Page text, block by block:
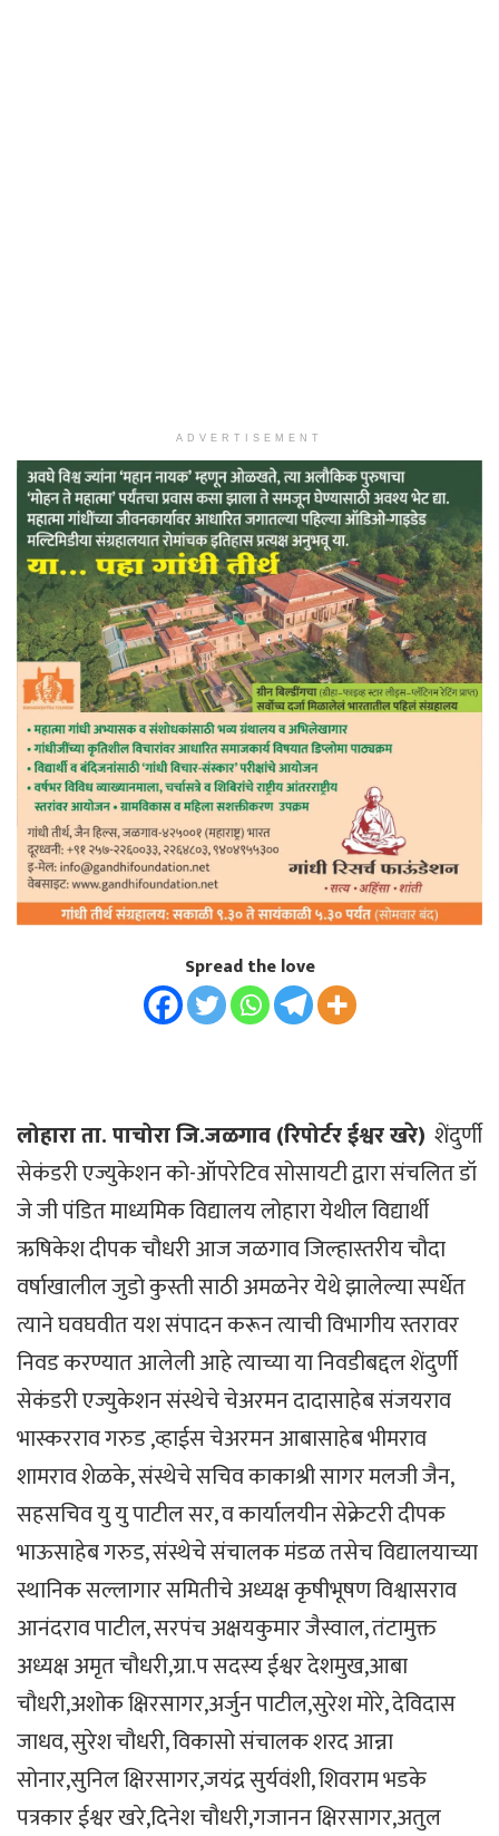
ADVERTISEMENT
Spread the love
लोहारा ता. पाचोरा जि.जळगाव (रिपोर्टर ईश्वर खरे) शेंदुर्णी
सेकंडरी एज्युकेशन को-ऑपरेटिव सोसायटी द्वारा संचलित डॉ
जे जी पंडित माध्यमिक विद्यालय लोहारा येथील विद्यार्थी
ऋषिकेश दीपक चौधरी आज जळगाव जिल्हास्तरीय चौदा
वर्षाखालील जुडो कुस्ती साठी अमळनेर येथे झालेल्या स्पर्धेत
त्याने घवघवीत यश संपादन करून त्याची विभागीय स्तरावर
निवड करण्यात आलेली आहे त्याच्या या निवडीबद्दल शेंदुर्णी
सेकंडरी एज्युकेशन संस्थेचे चेअरमन दादासाहेब संजयराव
भास्करराव गरुड ,व्हाईस चेअरमन आबासाहेब भीमराव
शामराव शेळके, संस्थेचे सचिव काकाश्री सागर मलजी जैन,
सहसचिव यु यु पाटील सर, व कार्यालयीन सेक्रेटरी दीपक
भाऊसाहेब गरुड, संस्थेचे संचालक मंडळ तसेच विद्यालयाच्या
स्थानिक सल्लागार समितीचे अध्यक्ष कृषीभूषण विश्वासराव
आनंदराव पाटील, सरपंच अक्षयकुमार जैस्वाल, तंटामुक्त
अध्यक्ष अमृत चौधरी,ग्रा.प सदस्य ईश्वर देशमुख,आबा
चौधरी,अशोक क्षिरसागर,अर्जुन पाटील,सुरेश मोरे, देविदास
जाधव, सुरेश चौधरी, विकासो संचालक शरद आन्ना
सोनार,सुनिल क्षिरसागर,जयंद्र सुर्यवंशी, शिवराम भडके
पत्रकार ईश्वर खरे,दिनेश चौधरी,गजानन क्षिरसागर,अतुल